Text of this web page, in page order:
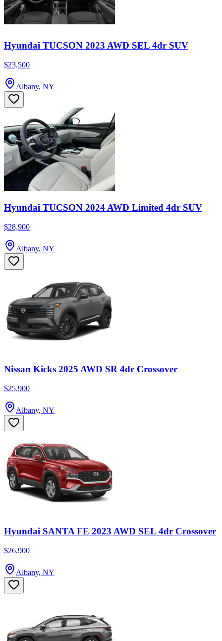
Hyundai TUCSON 2023 AWD SEL 4dr SUV
$23,500
Albany, NY
Hyundai TUCSON 2024 AWD Limited 4dr SUV
$28,900
Albany, NY
Nissan Kicks 2025 AWD SR 4dr Crossover
$25,900
Albany, NY
Hyundai SANTA FE 2023 AWD SEL 4dr Crossover
$26,900
Albany, NY